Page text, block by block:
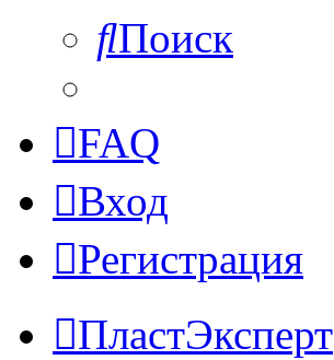
Поиск
FAQ
Вход
Регистрация
ПластЭксперт